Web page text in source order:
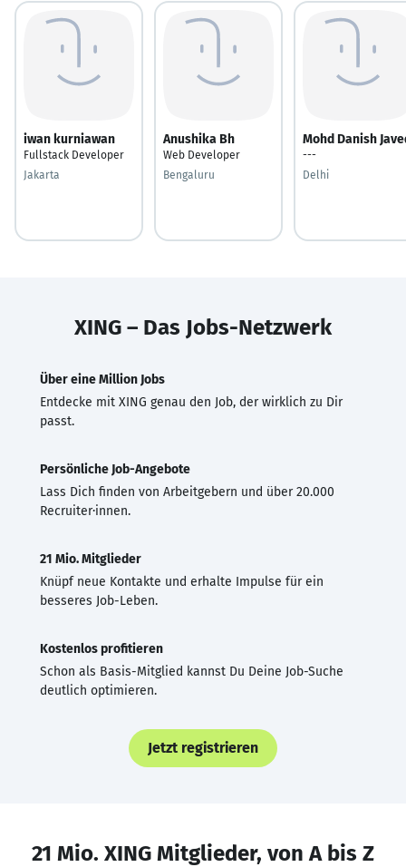
iwan kurniawan
Fullstack Developer
Jakarta
Anushika Bh
Web Developer
Bengaluru
Mohd Danish
---
Delhi
XING – Das Jobs-Netzwerk
Über eine Million Jobs
Entdecke mit XING genau den Job, der wirklich zu Dir
passt.
Persönliche Job-Angebote
Lass Dich finden von Arbeitgebern und über 20.000
Recruiter·innen.
21 Mio. Mitglieder
Knüpf neue Kontakte und erhalte Impulse für ein
besseres Job-Leben.
Kostenlos profitieren
Schon als Basis-Mitglied kannst Du Deine Job-Suche
deutlich optimieren.
Jetzt registrieren
21 Mio. XING Mitglieder, von A bis Z